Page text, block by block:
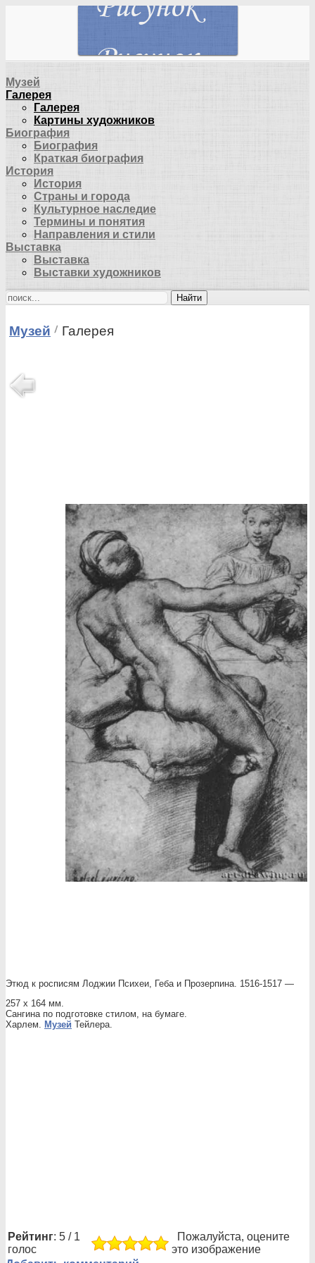
Музей
Галерея
Галерея
Картины художников
Биография
Биография
Краткая биография
История
История
Страны и города
Культурное наследие
Термины и понятия
Направления и стили
Выставка
Выставка
Выставки художников
Найти
Музей Галерея
Этюд к росписям Лоджии Психеи, Геба и Прозерпина. 1516-1517 —
257 х 164 мм.
Сангина по подготовке стилом, на бумаге.
Харлем. Музей Тейлера.
Рейтинг: 5 / 1
голос
Пожалуйста, оцените
это изображение